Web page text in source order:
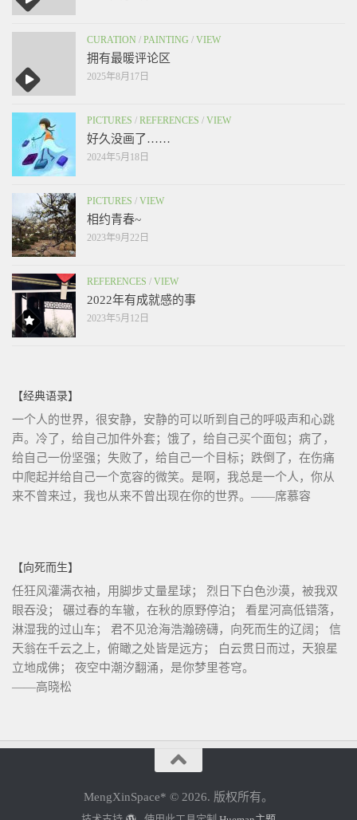
CURATION / PAINTING / VIEW
拥有最暖评论区
2025年8月17日
PICTURES / REFERENCES / VIEW
好久没画了……
2024年5月18日
PICTURES / VIEW
相约青春~
2023年9月22日
REFERENCES / VIEW
2022年有成就感的事
2023年5月12日
【经典语录】
一个人的世界，很安静，安静的可以听到自己的呼吸声和心跳
声。冷了，给自己加件外套；饿了，给自己买个面包；病了，
给自己一份坚强；失败了，给自己一个目标；跌倒了，在伤痛
中爬起并给自己一个宽容的微笑。是啊，我总是一个人，你从
来不曾来过，我也从来不曾出现在你的世界。——席慕容
【向死而生】
任狂风灌满衣袖，用脚步丈量星球； 烈日下白色沙漠，被我双
眼吞没； 碾过春的车辙，在秋的原野停泊； 看星河高低错落，
淋湿我的过山车； 君不见沧海浩瀚磅礴，向死而生的辽阔； 信
天翁在千云之上，俯瞰之处皆是远方； 白云贯日而过，天狼星
立地成佛； 夜空中潮汐翻涌，是你梦里苍穹。
——高晓松
MengXinSpace* © 2026. 版权所有。